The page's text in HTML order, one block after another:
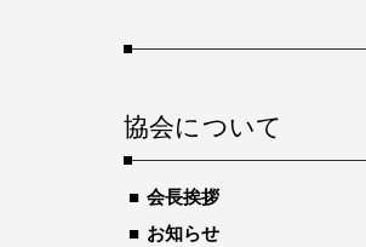
協会について
会長挨拶
お知らせ